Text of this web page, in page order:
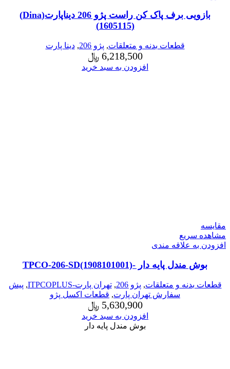
بازویی برف پاک کن راست پژو 206 دیناپارت(Dina)
(1605115)
قطعات بدنه و متعلقات, پژو 206 ,دینا پارت
6,218,500 ﷼
افزودن به سبد خرید
مقایسه
مشاهده سریع
افزودن به علاقه مندی
بوش مندل پایه دار -TPCO-206-SD(1908101001)
قطعات بدنه و متعلقات, پژو 206 ,تهران پارت-ITPCOPLUS , پیش
سفارش تهران پارت, قطعات اکسل پژو
5,630,900 ﷼
افزودن به سبد خرید
بوش مندل پایه دار